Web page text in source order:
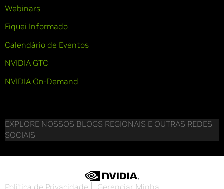
Webinars
Fiquei Informado
Calendário de Eventos
NVIDIA GTC
NVIDIA On-Demand
EXPLORE NOSSOS BLOGS REGIONAIS E OUTRAS REDES
SOCIAIS
Política de Privacidade Gerenciar Minha